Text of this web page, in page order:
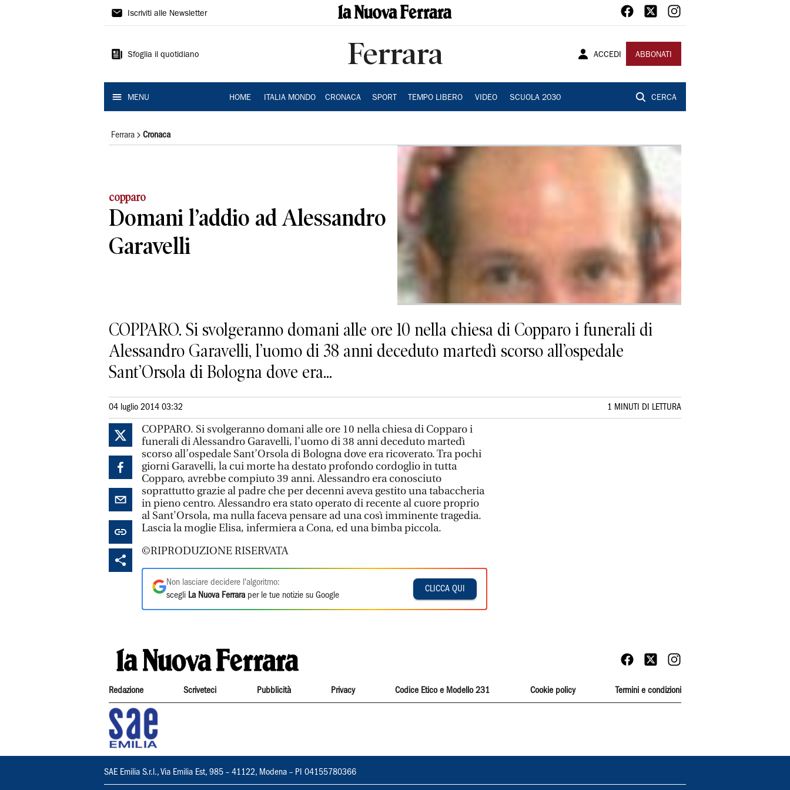
La
Ferrara
Iscriviti alle Newsletter
Sfoglia il quotidiano Ferrara ACCEDI ABBONATI
MENU HOME ITALIA MONDO CRONACA SPORT TEMPO LIBERO VIDEO SCUOLA 2030 CERCA
Ferrara Cronaca
copparo
Domani l’addio ad Alessandro
Garavelli
COPPARO. Si svolgeranno domani alle ore 10 nella chiesa di Copparo i funerali di
Alessandro Garavelli, l’uomo di 38 anni deceduto martedì scorso all’ospedale
Sant’Orsola di Bologna dove era...
04 luglio 2014 03:32 1 MINUTI DI LETTURA
COPPARO. Si svolgeranno domani alle ore 10 nella chiesa di Copparo i
funerali di Alessandro Garavelli, l’uomo di 38 anni deceduto martedì
scorso all’ospedale Sant’Orsola di Bologna dove era ricoverato. Tra pochi
giorni Garavelli, la cui morte ha destato profondo cordoglio in tutta
Copparo, avrebbe compiuto 39 anni. Alessandro era conosciuto
soprattutto grazie al padre che per decenni aveva gestito una tabaccheria
in pieno centro. Alessandro era stato operato di recente al cuore proprio
al Sant'Orsola, ma nulla faceva pensare ad una così imminente tragedia.
Lascia la moglie Elisa, infermiera a Cona, ed una bimba piccola.
©RIPRODUZIONE RISERVATA
Non lasciare decidere l'algoritmo:
scegli La Nuova Ferrara per le tue notizie su Google
CLICCA QUI
Redazione Scriveteci Pubblicità Privacy Codice Etico e Modello 231 Cookie policy Termini e condizioni
SAE Emilia S.r.l., Via Emilia Est, 985 – 41122, Modena – PI 04155780366